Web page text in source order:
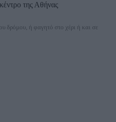
της Αθήνας
δρόμου, ή φαγητό στο χέρι ή και σε